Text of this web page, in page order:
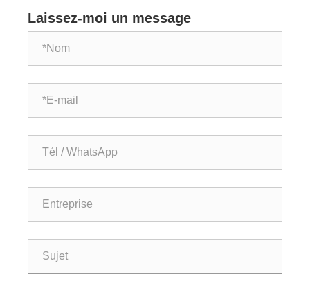
organisé ?
Laissez-moi un message